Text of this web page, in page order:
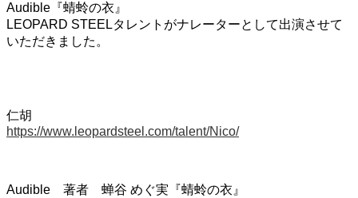
Audible『蜻蛉の衣』
LEOPARD STEELタレントがナレーターとして出演させて
いただきました。
仁胡
https://www.leopardsteel.com/talent/Nico/
Audible 著者 蝉谷 めぐ実『蜻蛉の衣』